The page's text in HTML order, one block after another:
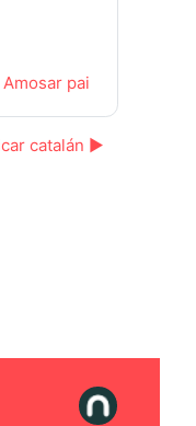
Amosar pai
catalán ▶︎